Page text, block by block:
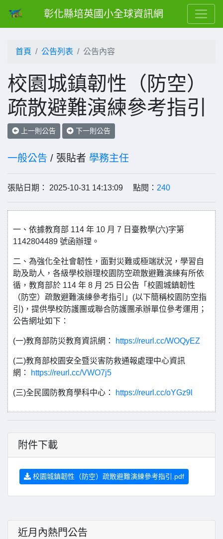
彰化縣培英國小全球資訊網
首頁 公告列表 公告內容
校園城鎮韌性（防空）
疏散避難演練參考指引
上一則公告 下一則公告
一般公告 / 張貼者 學務主任
張貼日期： 2025-10-31 14:13:09 點閱： 240
一、依據教育部 114 年 10 月 7 日臺教學(六)字第
1142804489 號函辦理。
二、為強化全社會韌性，面對災難或極端狀況，學習自
助及助人，各級學校辦理校園防空疏散避難演練有所依
循，教育部於 114 年 8 月 25 日公告「校園城鎮韌性
（防空）疏散避難演練參考指引」(以下簡稱校園防空指
引)，提供學校防護團或聯合防護團承辦單位參考運用；
公告網址如下：
(一)教育部防災教育資訊網： https://reurl.cc/WOQyEZ
(二)教育部校園安全暨災害防救通報處理中心資訊
網：
https://reurl.cc/VWO7j5
(三)全民國防教育學科中心： https://reurl.cc/oYGz9l
附件下載
校園城鎮韌性（防空）疏散避難演練參考指引.pdf
近月內熱門公告